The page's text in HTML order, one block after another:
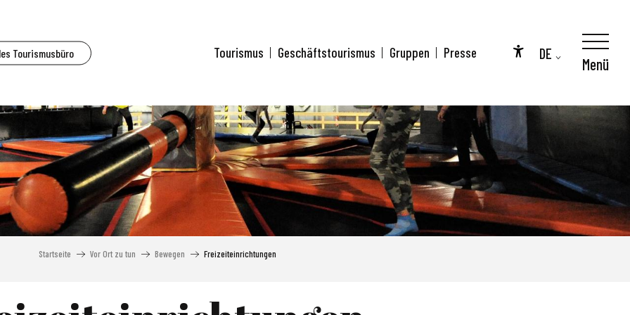
Tourismusbüro
Accessibilité
DE
Tourismus Geschäftstourismus Gruppen Presse
Menü
Startseite Vor Ort zu tun Bewegen Freizeiteinrichtungen